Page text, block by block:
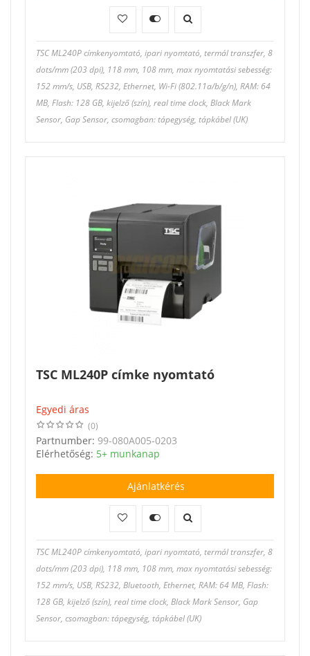
TSC ML240P címkenyomtató, ipari nyomtató, termál transzfer, 8
dots/mm (203 dpi), 118 mm, 108 mm, max nyomtatási sebesség:
152 mm/s, USB, RS232, Ethernet, Wi-Fi (802.11a/b/g/n), RAM: 64
MB, Flash: 128 GB, kijelző (szín), real time clock, Black Mark
Sensor, Gap Sensor, csomagban: tápegység, tápkábel (UK)
TSC ML240P címke nyomtató
Egyedi áras
(0)
Partnumber: 99-080A005-0203
Elérhetőség: 5+ munkanap
Ajánlatkérés
TSC ML240P címkenyomtató, ipari nyomtató, termál transzfer, 8
dots/mm (203 dpi), 118 mm, 108 mm, max nyomtatási sebesség:
152 mm/s, USB, RS232, Bluetooth, Ethernet, RAM: 64 MB, Flash:
128 GB, kijelző (szín), real time clock, Black Mark Sensor, Gap
Sensor, csomagban: tápegység, tápkábel (UK)